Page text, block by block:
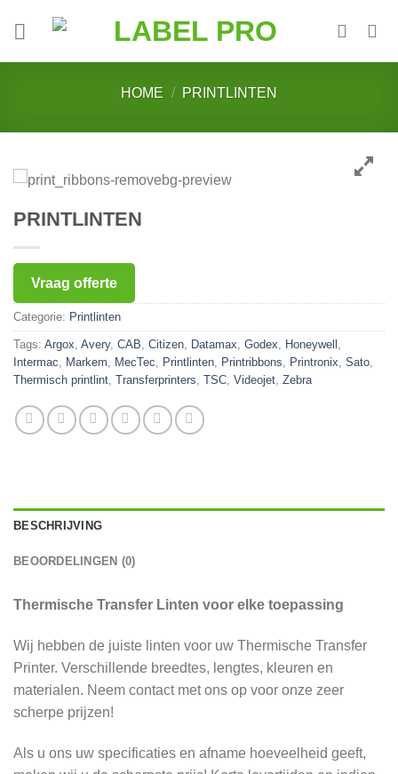
HOME / PRINTLINTEN
PRINTLINTEN
Vraag offerte
Categorie: Printlinten
Tags: Argox, Avery, CAB, Citizen, Datamax, Godex, Honeywell ,
Intermac, Markem, MecTec, Printlinten, Printribbons, Printronix, Sato,
Thermisch printlint, Transferprinters, TSC, Videojet, Zebra
BESCHRIJVING
BEOORDELINGEN (0)
Thermische Transfer Linten voor elke toepassing
Wij hebben de juiste linten voor uw Thermische Transfer
Printer. Verschillende breedtes, lengtes, kleuren en
materialen. Neem contact met ons op voor onze zeer
scherpe prijzen!
Als u ons uw specificaties en afname hoeveelheid geeft,